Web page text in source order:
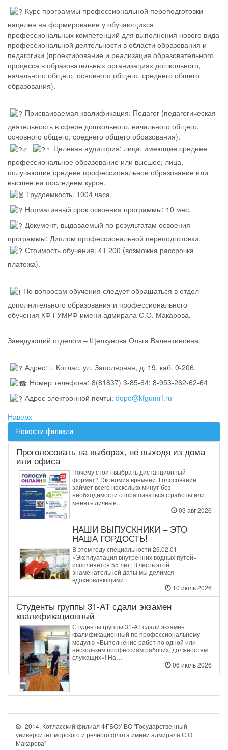
Курс программы профессиональной переподготовки
нацелен на формирование у обучающихся
профессиональных компетенций для выполнения нового вида
профессиональной деятельности в области образования и
педагогики (проектирование и реализация образовательного
процесса в образовательных организациях дошкольного,
начального общего, основного общего, среднего общего
образования).
Присваиваемая квалификация: Педагог (педагогическая
деятельность в сфере дошкольного, начального общего,
основного общего, среднего общего образования).
Целевая аудитория: лица, имеющие среднее
профессиональное образование или высшее; лица,
получающие среднее профессиональное образование или
высшее на последнем курсе.
Трудоемкость: 1004 часа.
Нормативный срок освоения программы: 10 мес.
Документ, выдаваемый по результатам освоения
программы: Диплом профессиональной переподготовки.
Стоимость обучения: 41 200 (возможна рассрочка
платежа).
По вопросам обучения следует обращаться в отдел
дополнительного образования и профессионального
обучения КФ ГУМРФ имени адмирала С.О. Макарова.
Заведующий отделом – Щелкунова Ольга Валентиновна.
Адрес: г. Котлас, ул. Заполярная, д. 19, каб. 0-206.
Номер телефона: 8(81837) 3-85-64; 8-953-262-62-64
Адрес электронной почты: dopo@kfgumrf.ru
Наверх
Новости филиала
Проголосовать на выборах, не выходя из дома
или офиса
Почему стоит выбрать дистанционный
формат? Экономия времени. Голосование
займет всего несколько минут без
необходимости отпрашиваться с работы или
менять личные…
03 авг 2026
НАШИ ВЫПУСКНИКИ – ЭТО
НАША ГОРДОСТЬ!
В этом году специальности 26.02.01
«Эксплуатация внутренних водных путей»
исполняется 55 лет! В честь этой
знаменательной даты мы делимся
вдохновляющими…
10 июль 2026
Студенты группы 31‑АТ сдали экзамен
квалификационный
Студенты группы 31‑АТ сдали экзамен
квалификационный по профессиональному
модулю «Выполнение работ по одной или
нескольким профессиям рабочих, должностям
служащих»! На…
06 июль 2026
2014. Котласский филиал ФГБОУ ВО "Государственный
университет морского и речного флота имени адмирала С.О.
Макарова"